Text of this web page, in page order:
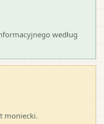
według
moniecki.